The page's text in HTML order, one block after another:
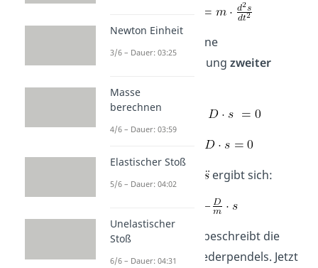
Nun haben wir eine
Differentialgleichung zweiter
ergibt sich:
Diese Gleichung beschreibt die
Bewegungdes Federpendels. Jetzt
Newton Einheit
3/6 – Dauer: 03:25
Masse
berechnen
4/6 – Dauer: 03:59
Elastischer Stoß
5/6 – Dauer: 04:02
Unelastischer
Stoß
6/6 – Dauer: 04:31